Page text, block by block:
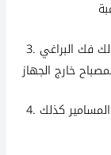
3. قم بإزالة غطاء المصباح من جهاز العرض ، وكذلك فك البراغي
كذلك